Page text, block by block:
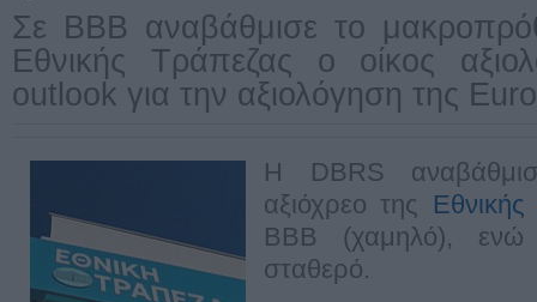
Σε ΒΒΒ αναβάθμισε το
Εθνικής Τράπεζας ο οίκος
outlook για την αξιολόγηση της
H DBRS
αξιόχρεο της
ΒΒΒ (χαμηλό), ενώ
σταθερό.